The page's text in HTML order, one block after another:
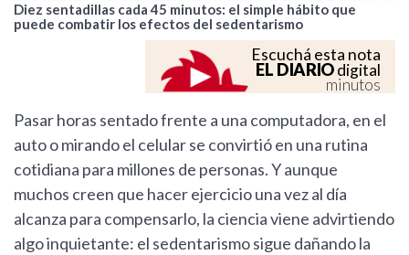
Diez sentadillas cada 45 minutos: el simple hábito que
puede combatir los efectos del sedentarismo
Escuchá esta nota
EL DIARIOdigital
minutos
Pasar horas sentado frente a una computadora, en el
auto o mirando el celular se convirtió en una rutina
cotidiana para millones de personas. Y aunque
muchos creen que hacer ejercicio una vez al día
alcanza para compensarlo, la ciencia viene advirtiendo
algo inquietante: el sedentarismo sigue dañando la